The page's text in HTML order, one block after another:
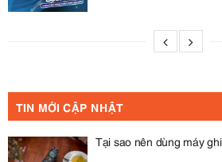
TIN MỚI CẬP NHẬT
Tại sao nên dùng máy